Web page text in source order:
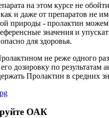
на этом курсе не
и даже от препаратов не
природы - пролактин можем
значения и
для здоровья.
не реже одного
дозировку по результатам
Пролактин в средних
ОАК